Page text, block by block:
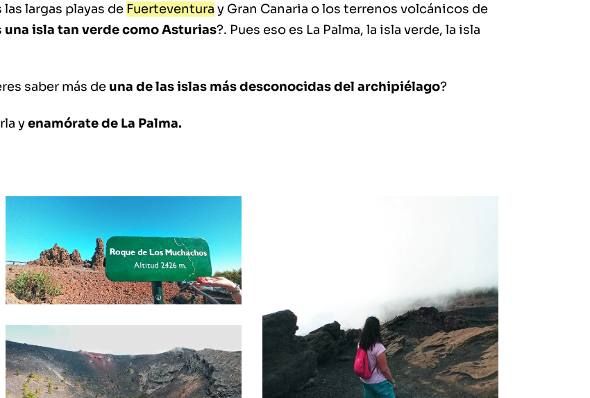
largas playas de Fuerteventura y Gran Canaria o los terrenos volcánicos de
una isla tan verde como Asturias?. Pues eso es La Palma, la isla verde, la isla
saber más de una de las islas más desconocidas del archipiélago?
yenamórate de La Palma.